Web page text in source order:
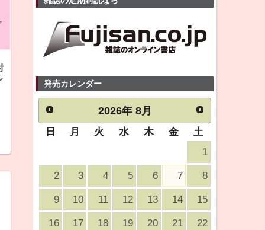
発売カレンダー
2026年 8月
日 月 火 水 木 金
土
1
2 3 4 5 6 7 8
9 10 11 12 13 14 15
16 17 18 19 20 21 22